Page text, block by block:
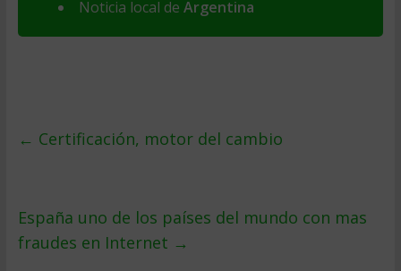
Noticia local de Argentina
← Certificación, motor del cambio
España uno de los paí­ses del mundo con mas
fraudes en Internet →